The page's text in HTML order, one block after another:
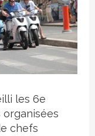
les 6e
organisées
chefs